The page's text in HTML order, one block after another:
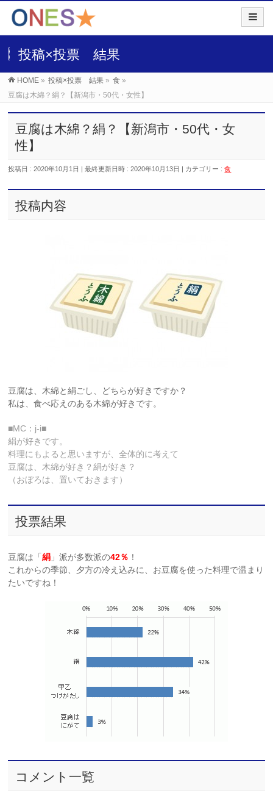
投稿×投票 結果
HOME » 投稿×投票 結果 » 食 »
豆腐は木綿？絹？【新潟市・50代・女性】
豆腐は木綿？絹？【新潟市・50代・女
性】
投稿日 : 2020年10月1日 最終更新日時 : 2020年10月13日 カテゴリー :食
投稿内容
豆腐は、木綿と絹ごし、どちらが好きですか？
私は、食べ応えのある木綿が好きです。
■MC：j-i■
絹が好きです。
料理にもよると思いますが、全体的に考えて
豆腐は、木綿が好き？絹が好き？
（おぼろは、置いておきます）
投票結果
豆腐は「絹 」派が多数派の42％ ！
これからの季節、夕方の冷え込みに、お豆腐を使った料理で温まり
たいですね！
コメント一覧